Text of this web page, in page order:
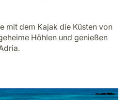
mit dem Kajak die Küsten von
Höhlen und genießen